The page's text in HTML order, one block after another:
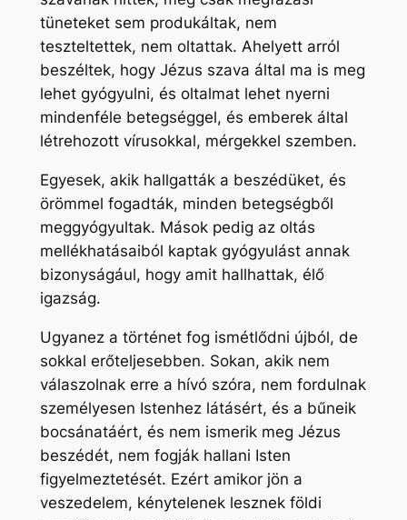
tüneteket sem produkáltak, nem
teszteltettek, nem oltattak. Ahelyett arról
beszéltek, hogy Jézus szava által ma is meg
lehet gyógyulni, és oltalmat lehet nyerni
mindenféle betegséggel, és emberek által
létrehozott vírusokkal, mérgekkel szemben.
Egyesek, akik hallgatták a beszédüket, és
örömmel fogadták, minden betegségből
meggyógyultak. Mások pedig az oltás
mellékhatásaiból kaptak gyógyulást annak
bizonyságául, hogy amit hallhattak, élő
igazság.
Ugyanez a történet fog ismétlődni újból, de
sokkal erőteljesebben. Sokan, akik nem
válaszolnak erre a hívó szóra, nem fordulnak
személyesen Istenhez látásért, és a bűneik
bocsánatáért, és nem ismerik meg Jézus
beszédét, nem fogják hallani Isten
figyelmeztetését. Ezért amikor jön a
veszedelem, kénytelenek lesznek földi